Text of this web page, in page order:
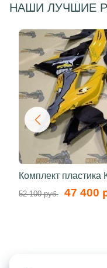
НАШИ ЛУЧШИЕ
Комплект
52 100 руб. 47 400